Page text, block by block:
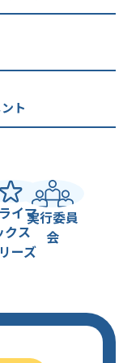
ト
イマ
クス
ーズ
実行委員
会